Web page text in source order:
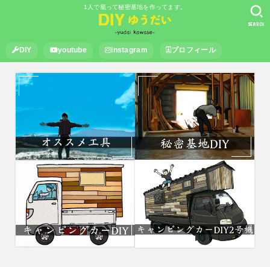
1人で籠って秘密基地を作ってます。
DIY youtube instagram プロフィール
SEARCH